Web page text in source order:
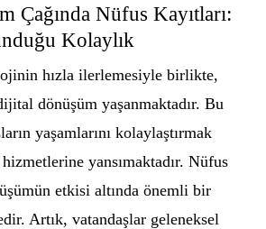
Çağında Nüfus Kayıtları:
Kolaylık
hızla ilerlemesiyle birlikte,
dönüşüm yaşanmaktadır. Bu
yaşamlarını kolaylaştırmak
yansımaktadır. Nüfus
etkisi altında önemli bir
Artık, vatandaşlar geleneksel